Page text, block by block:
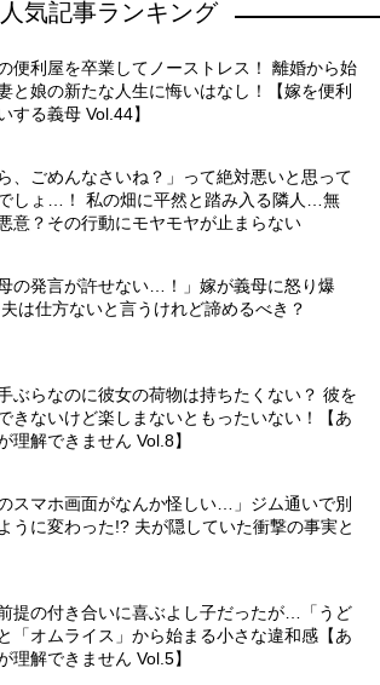
人気記事ランキング
便利屋を卒業してノーストレス！ 離婚から始
と娘の新たな人生に悔いはなし！【嫁を便利
する義母 Vol.44】
ら、ごめんなさいね？」って絶対悪いと思って
しょ…！ 私の畑に平然と踏み入る隣人…無
意？その行動にモヤモヤが止まらない
母の発言が許せない…！」嫁が義母に怒り爆
は仕方ないと言うけれど諦めるべき？
ぶらなのに彼女の荷物は持ちたくない？ 彼を
きないけど楽しまないともったいない！【あ
理解できません Vol.8】
のスマホ画面がなんか怪しい…」ジム通いで別
うに変わった!? 夫が隠していた衝撃の事実と
提の付き合いに喜ぶよし子だったが…「うど
「オムライス」から始まる小さな違和感【あ
理解できません Vol.5】